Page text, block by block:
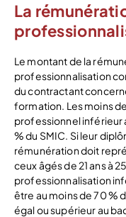
La
Le montant de la
professionnalisation
du contractant
formation. Les moins
professionnel inférieur
% du SMIC. Si leur
rémunération doit
ceux âgés de 21 ans à
professionnalisation
être au moins de 70 %
égal ou supérieur au